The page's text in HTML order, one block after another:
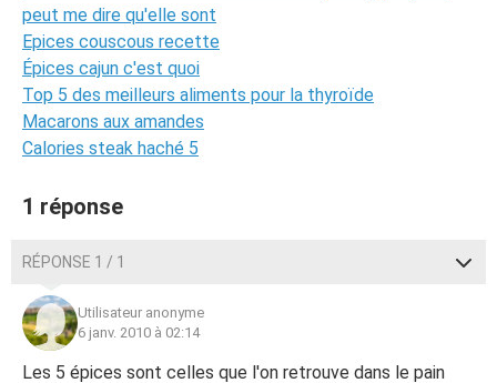
peut me dire qu'elle sont
Epices couscous recette
Épices cajun c'est quoi
Top 5 des meilleurs aliments pour la thyroïde
Macarons aux amandes
Calories steak haché 5
1 réponse
RÉPONSE 1 / 1
Utilisateur anonyme
6 janv. 2010 à 02:14
Les 5 épices sont celles que l'on retrouve dans le pain